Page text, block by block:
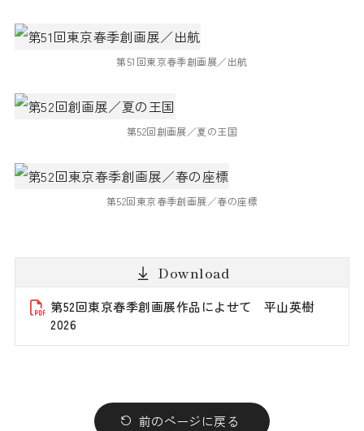
第51回東京春季創画展／出航
第52回創画展／夏の王国
第52回東京春季創画展／春の座標
Download
第52回東京春季創画展作品によせて 平山英樹
2026
前のページに戻る